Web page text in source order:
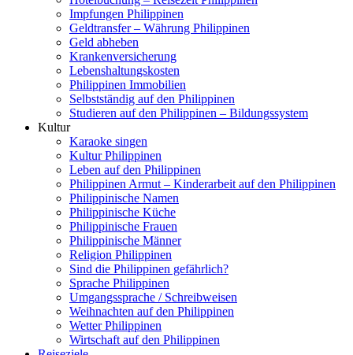
Impfungen Philippinen
Geldtransfer – Währung Philippinen
Geld abheben
Krankenversicherung
Lebenshaltungskosten
Philippinen Immobilien
Selbstständig auf den Philippinen
Studieren auf den Philippinen – Bildungssystem
Kultur
Karaoke singen
Kultur Philippinen
Leben auf den Philippinen
Philippinen Armut – Kinderarbeit auf den Philippinen
Philippinische Namen
Philippinische Küche
Philippinische Frauen
Philippinische Männer
Religion Philippinen
Sind die Philippinen gefährlich?
Sprache Philippinen
Umgangssprache / Schreibweisen
Weihnachten auf den Philippinen
Wetter Philippinen
Wirtschaft auf den Philippinen